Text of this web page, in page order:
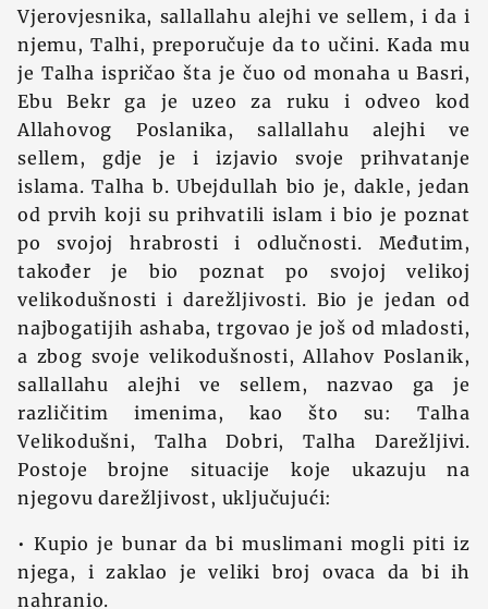
Vjerovjesnika, sallallahu alejhi ve sellem, i da i
njemu, Talhi, preporučuje da to učini. Kada mu
je Talha ispričao šta je čuo od monaha u Basri,
Ebu Bekr ga je uzeo za ruku i odveo kod
Allahovog Poslanika, sallallahu alejhi ve
sellem, gdje je i izjavio svoje prihvatanje
islama. Talha b. Ubejdullah bio je, dakle, jedan
od prvih koji su prihvatili islam i bio je poznat
po svojoj hrabrosti i odlučnosti. Međutim,
također je bio poznat po svojoj velikoj
velikodušnosti i darežljivosti. Bio je jedan od
najbogatijih ashaba, trgovao je još od mladosti,
a zbog svoje velikodušnosti, Allahov Poslanik,
sallallahu alejhi ve sellem, nazvao ga je
različitim imenima, kao što su: Talha
Velikodušni, Talha Dobri, Talha Darežljivi.
Postoje brojne situacije koje ukazuju na
njegovu darežljivost, uključujući:
• Kupio je bunar da bi muslimani mogli piti iz
njega, i zaklao je veliki broj ovaca da bi ih
nahranio.